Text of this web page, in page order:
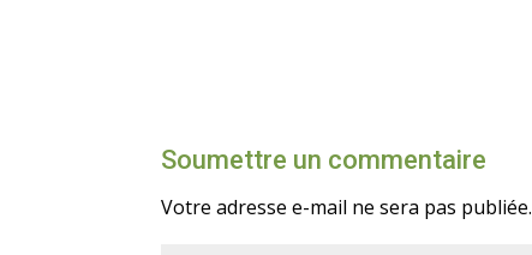
Soumettre un commentaire
Votre adresse e-mail ne sera pas publiée.